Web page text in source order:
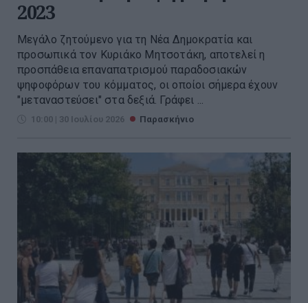
2023
Μεγάλο ζητούμενο για τη Νέα Δημοκρατία και
προσωπικά τον Κυριάκο Μητσοτάκη, αποτελεί η
προσπάθεια επαναπατρισμού παραδοσιακών
ψηφοφόρων του κόμματος, οι οποίοι σήμερα έχουν
"μεταναστεύσει" στα δεξιά. Γράφει ...
10:00 | 30 Ιουλίου 2026 Παρασκήνιο